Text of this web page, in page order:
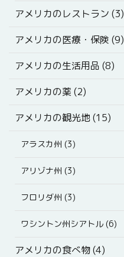
アメリカのレストラン (3)
アメリカの医療・保険 (9)
アメリカの生活用品 (8)
アメリカの薬 (2)
アメリカの観光地 (15)
アラスカ州 (3)
アリゾナ州 (3)
フロリダ州 (3)
ワシントン州シアトル (6)
アメリカの食べ物 (4)